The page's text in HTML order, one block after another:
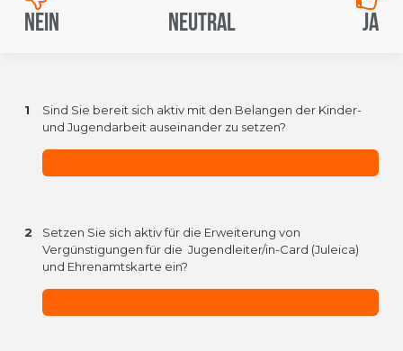
Nein Neutral Ja
1
Sind Sie bereit sich aktiv mit den Belangen der Kinder-
und Jugendarbeit auseinander zu setzen?
2
Setzen Sie sich aktiv für die Erweiterung von
Vergünstigungen für die Jugendleiter/in-Card (Juleica)
und Ehrenamtskarte ein?